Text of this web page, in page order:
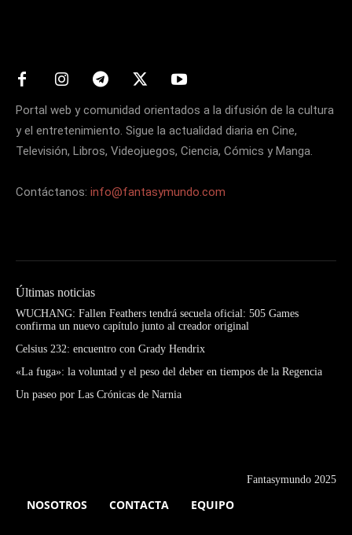
Portal web y comunidad orientados a la difusión de la cultura
y el entretenimiento. Sigue la actualidad diaria en Cine,
Televisión, Libros, Videojuegos, Ciencia, Cómics y Manga.
Contáctanos: info@fantasymundo.com
Últimas noticias
WUCHANG: Fallen Feathers tendrá secuela oficial: 505 Games
confirma un nuevo capítulo junto al creador original
Celsius 232: encuentro con Grady Hendrix
«La fuga»: la voluntad y el peso del deber en tiempos de la Regencia
Un paseo por Las Crónicas de Narnia
Fantasymundo 2025
NOSOTROS CONTACTA EQUIPO